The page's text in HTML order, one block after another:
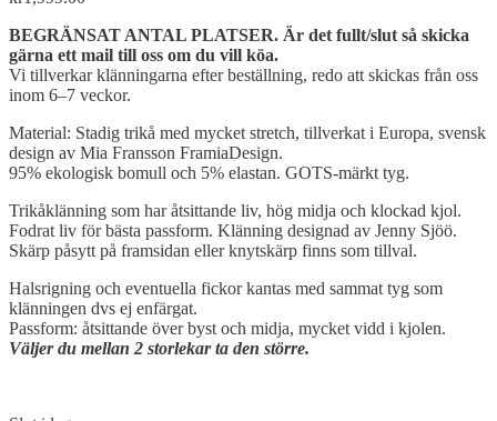
BEGRÄNSAT ANTAL PLATSER. Är det fullt/slut så skicka
gärna ett mail till oss om du vill köa.
Vi tillverkar klänningarna efter beställning, redo att skickas från oss
inom 6–7 veckor.
Material: Stadig trikå med mycket stretch, tillverkat i Europa, svensk
design av Mia Fransson FramiaDesign.
95% ekologisk bomull och 5% elastan. GOTS-märkt tyg.
Trikåklänning som har åtsittande liv, hög midja och klockad kjol.
Fodrat liv för bästa passform. Klänning designad av Jenny Sjöö.
Skärp påsytt på framsidan eller knytskärp finns som tillval.
Halsrigning och eventuella fickor kantas med sammat tyg som
klänningen dvs ej enfärgat.
Passform: åtsittande över byst och midja, mycket vidd i kjolen.
Väljer du mellan 2 storlekar ta den större.